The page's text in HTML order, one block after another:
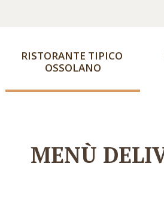
RISTORANTE TIPICO
OSSOLANO
MENÙ